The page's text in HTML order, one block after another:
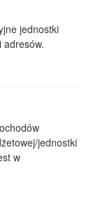
jednostki
adresów.
jednostki
w